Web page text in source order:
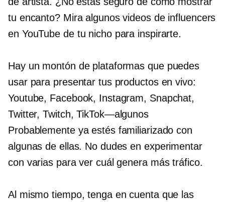
tu encanto? Mira algunos videos de influencers
en YouTube de tu nicho para inspirarte.
Hay un montón de plataformas que puedes
usar para presentar tus productos en vivo:
Youtube, Facebook, Instagram, Snapchat,
Twitter, Twitch,TikTok—algunos
Probablemente ya estés familiarizado con
algunas de ellas. No dudes en experimentar
con varias para ver cuál genera más tráfico.
Al mismo tiempo, tenga en cuenta que las